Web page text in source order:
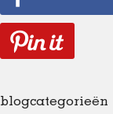
blogcategorieën